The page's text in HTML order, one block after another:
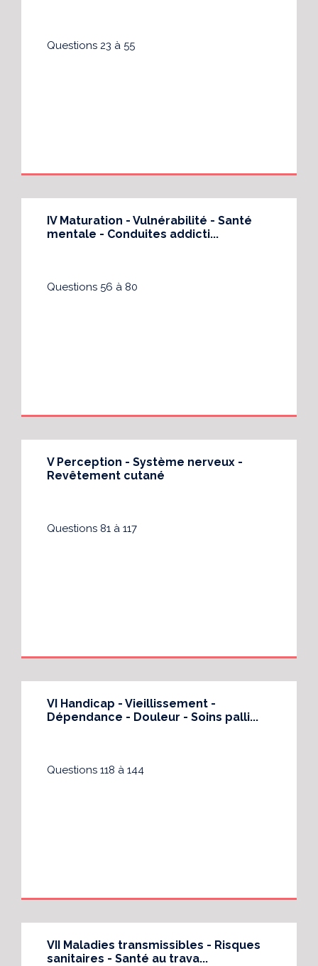
Questions 23 à 55
IV Maturation - Vulnérabilité - Santé
mentale - Conduites addicti...
Questions 56 à 80
V Perception - Système nerveux -
Revêtement cutané
Questions 81 à 117
VI Handicap - Vieillissement -
Dépendance - Douleur - Soins palli...
Questions 118 à 144
VII Maladies transmissibles - Risques
sanitaires - Santé au trava...